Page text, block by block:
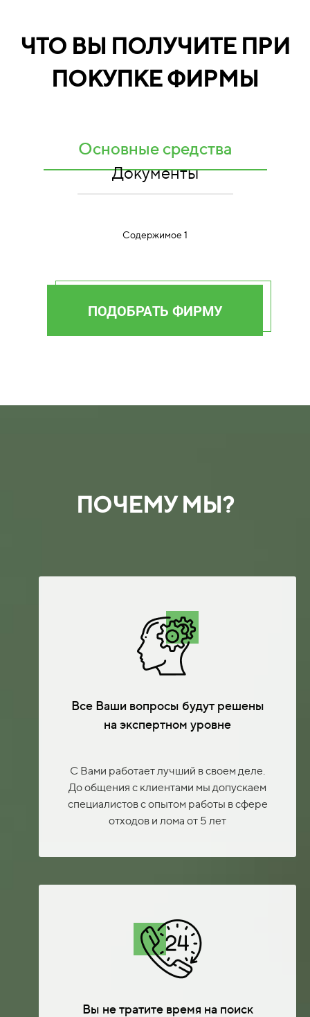
ЧТО ВЫ ПОЛУЧИТЕ ПРИ
ПОКУПКЕ ФИРМЫ
Основные средства
Документы
Содержимое 1
ПОДОБРАТЬ ФИРМУ
ПОЧЕМУ МЫ?
Все Ваши вопросы будут решены
на экспертном уровне
С Вами работает лучший в своем деле.
До общения с клиентами мы допускаем
специалистов с опытом работы в сфере
отходов и лома от 5 лет
Вы не тратите время на поиск